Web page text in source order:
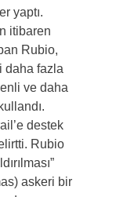
yaptı.
itibaren
Rubio,
daha fazla
ve daha
destek
Rubio
askeri bir